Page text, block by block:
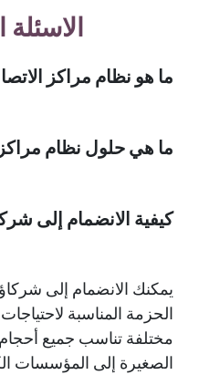
الاسئلة
ما هو نظام مراكز
ما هي حلول نظام
كيفية الانضمام إلى
يمكنك الانضمام إلى
الحزمة المناسبة
مختلفة تناسب جميع
الصغيرة إلى المؤسسات